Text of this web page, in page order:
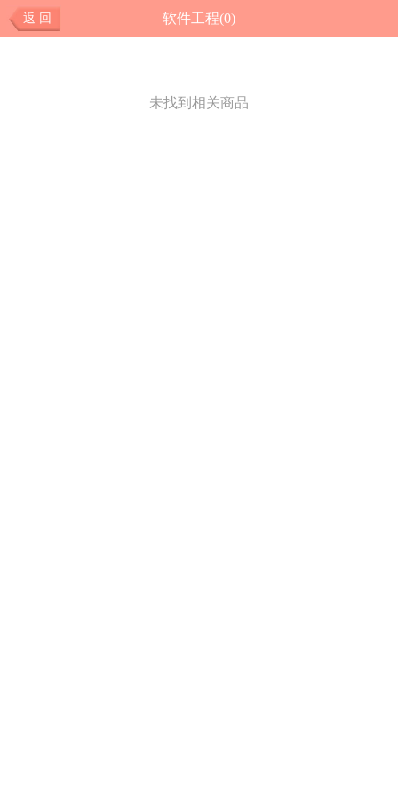
返 回 软件工程(0)
未找到相关商品